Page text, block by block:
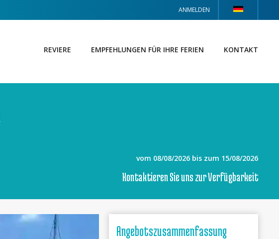
ANMELDEN
REVIERE EMPFEHLUNGEN FÜR IHRE FERIEN KONTAKT
vom 08/08/2026 bis zum 15/08/2026
Kontaktieren Sie uns zur Verfügbarkeit
Angebotszusammenfassung